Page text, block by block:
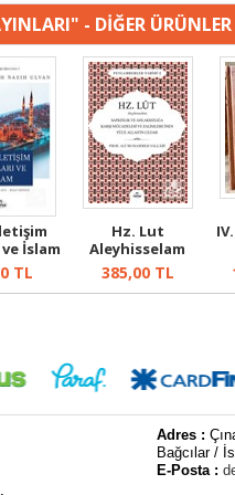
- DİĞER ÜRÜNLER
İslam
TL
Hz. Lut
Aleyhisselam
385,00TL
Adres :
Bağcılar /
E-Posta :